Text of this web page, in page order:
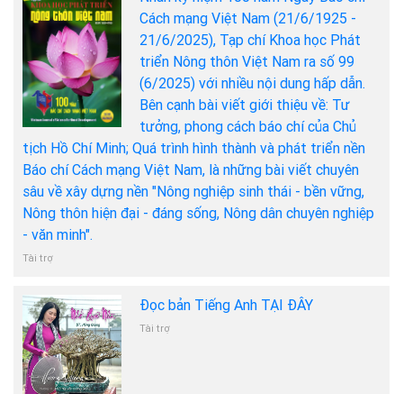
Cách mạng Việt Nam (21/6/1925 -
21/6/2025), Tạp chí Khoa học Phát
triển Nông thôn Việt Nam ra số 99
(6/2025) với nhiều nội dung hấp dẫn.
Bên cạnh bài viết giới thiệu về: Tư
tưởng, phong cách báo chí của Chủ
tịch Hồ Chí Minh; Quá trình hình thành và phát triển nền
Báo chí Cách mạng Việt Nam, là những bài viết chuyên
sâu về xây dựng nền "Nông nghiệp sinh thái - bền vững,
Nông thôn hiện đại - đáng sống, Nông dân chuyên nghiệp
- văn minh".
Tài trợ
Đọc bản Tiếng Anh TẠI ĐÂY
Tài trợ